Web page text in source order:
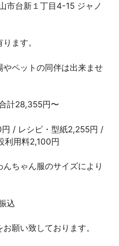
市台新１丁目4-15 ジャノ
ます。
ペットの同伴は出来ませ
計28,355円〜
円 / レシピ・型紙2,255円 /
利用料2,100円
ちゃん服のサイズにより
込
願い致しております。